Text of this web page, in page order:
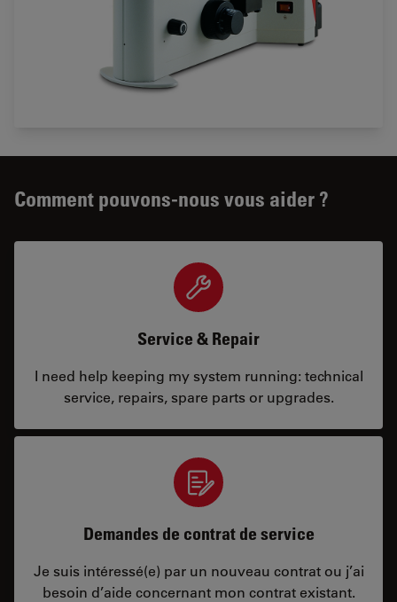
Comment pouvons-nous vous aider ?
Service & Repair
I need help keeping my system running: technical
service, repairs, spare parts or upgrades.
Demandes de contrat de service
Je suis intéressé(e) par un nouveau contrat ou j’ai
besoin d’aide concernant mon contrat existant.